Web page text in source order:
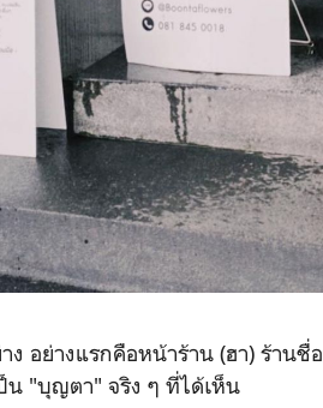
ง อย่างแรกคือหน้าร้าน (ฮา) ร้านชื่อ
น "บุญตา" จริง ๆ ที่ได้เห็น